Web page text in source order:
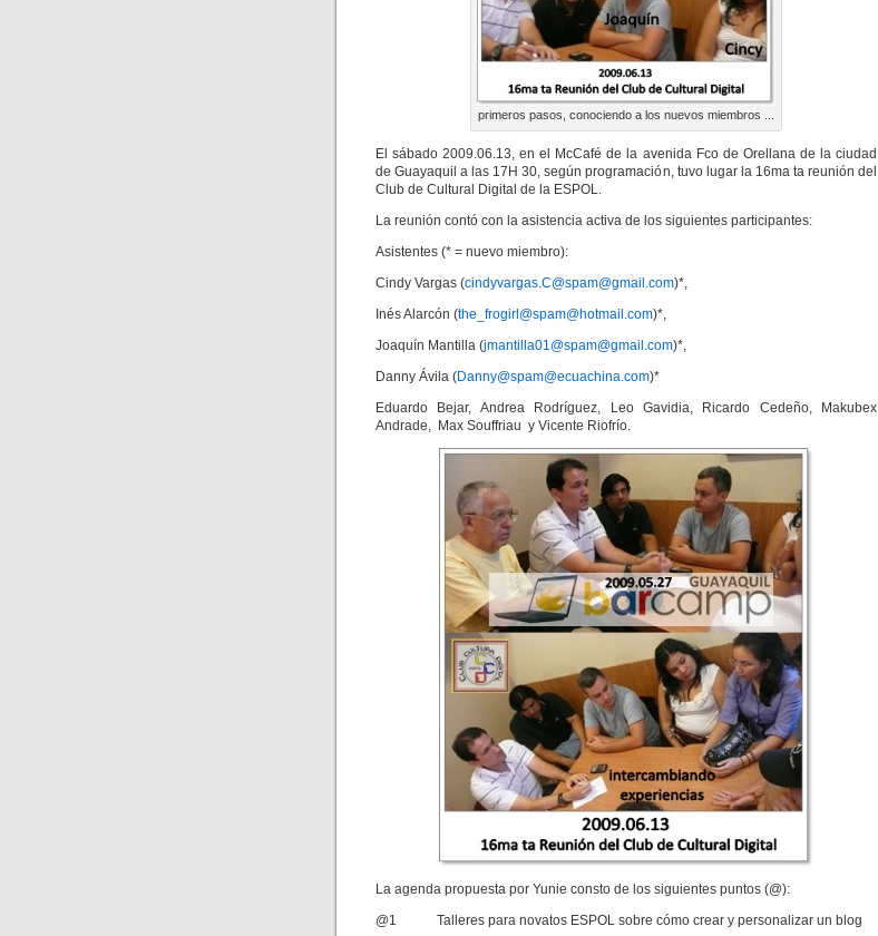
primeros pasos, conociendo a los nuevos miembros ...
El sábado 2009.06.13, en el McCafé de la avenida Fco de Orellana de la ciudad
de Guayaquil a las 17H 30, según programación, tuvo lugar la 16ma ta reunión del
Club de Cultural Digital de la ESPOL.
La reunión contó con la asistencia activa de los siguientes participantes:
Asistentes (* = nuevo miembro):
Cindy Vargas (cindyvargas.C@spam@gmail.com)*,
Inés Alarcón (the_frogirl@spam@hotmail.com)*,
Joaquín Mantilla (jmantilla01@spam@gmail.com)*,
Danny Ávila (Danny@spam@ecuachina.com)*
Eduardo Bejar, Andrea Rodríguez, Leo Gavidia, Ricardo Cedeño, Makubex
Andrade, Max Souffriau y Vicente Riofrío.
La agenda propuesta por Yunie consto de los siguientes puntos (@):
@1 Talleres para novatos ESPOL sobre cómo crear y personalizar un blog